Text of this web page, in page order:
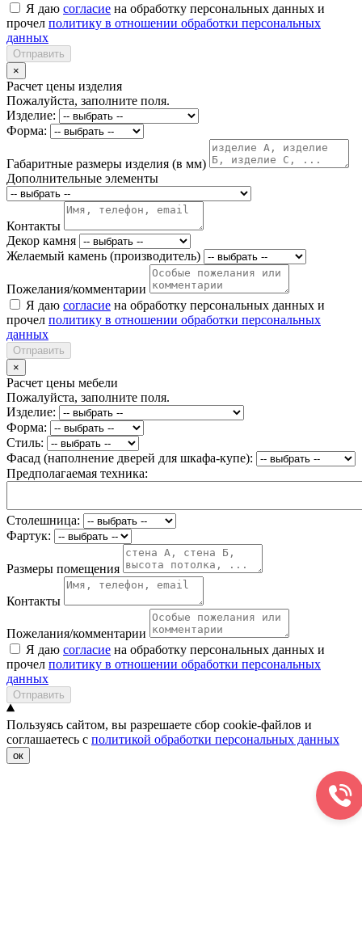
Я даю согласие на обработку персональных данных и
прочел политику в отношении обработки персональных
данных
Отправить
×
Расчет цены изделия
Пожалуйста, заполните поля.
Изделие:
Форма:
Габаритные размеры изделия (в мм)
Дополнительные элементы
Контакты
Декор камня
Желаемый камень (производитель)
Пожелания/комментарии
Я даю согласие на обработку персональных данных и
прочел политику в отношении обработки персональных
данных
Отправить
×
Расчет цены мебели
Пожалуйста, заполните поля.
Изделие:
Форма:
Стиль:
Фасад (наполнение дверей для шкафа-купе):
Предполагаемая техника:
Столешница:
Фартук:
Размеры помещения
Контакты
Пожелания/комментарии
Я даю согласие на обработку персональных данных и
прочел политику в отношении обработки персональных
данных
Отправить
Пользуясь сайтом, вы разрешаете сбор cookie-файлов и
соглашаетесь с политикой обработки персональных данных
ок